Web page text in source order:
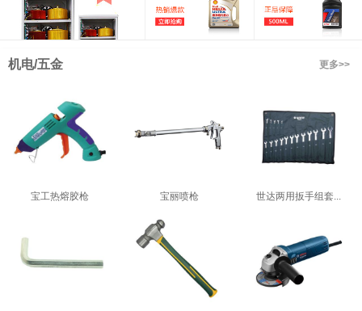
机电/五金 更多>>
宝工热熔胶枪 宝丽喷枪 世达两用扳手组套...